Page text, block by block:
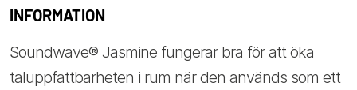
INFORMATION
Soundwave® Jasmine fungerar bra för att öka
taluppfattbarheten i rum när den används som ett